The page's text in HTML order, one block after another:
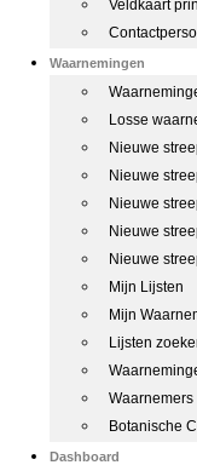
Veldkaart
Waarnemingen
Losse
Nieuwe
Nieuwe
Nieuwe
Nieuwe
Nieuwe
Mijn Lijsten
Mijn
Lijsten
Waarnemers
Botanische
Dashboard